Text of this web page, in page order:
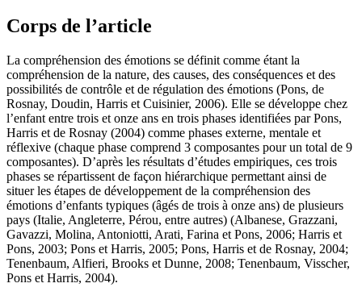
Corps de l’article
La compréhension des émotions se définit comme étant la
compréhension de la nature, des causes, des conséquences et des
possibilités de contrôle et de régulation des émotions (Pons, de
Rosnay, Doudin, Harris et Cuisinier, 2006). Elle se développe chez
l’enfant entre trois et onze ans en trois phases identifiées par Pons,
Harris et de Rosnay (2004) comme phases externe, mentale et
réflexive (chaque phase comprend 3 composantes pour un total de 9
composantes). D’après les résultats d’études empiriques, ces trois
phases se répartissent de façon hiérarchique permettant ainsi de
situer les étapes de développement de la compréhension des
émotions d’enfants typiques (âgés de trois à onze ans) de plusieurs
pays (Italie, Angleterre, Pérou, entre autres) (Albanese, Grazzani,
Gavazzi, Molina, Antoniotti, Arati, Farina et Pons, 2006; Harris et
Pons, 2003; Pons et Harris, 2005; Pons, Harris et de Rosnay, 2004;
Tenenbaum, Alfieri, Brooks et Dunne, 2008; Tenenbaum, Visscher,
Pons et Harris, 2004).